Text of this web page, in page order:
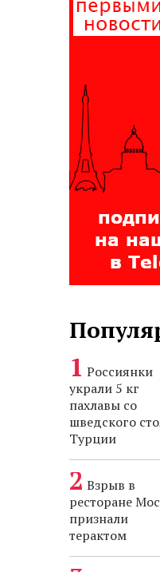
Россиянки
украли 5 кг
пахлавы со
шведского
Турции
Взрыв в
ресторане
признали
терактом